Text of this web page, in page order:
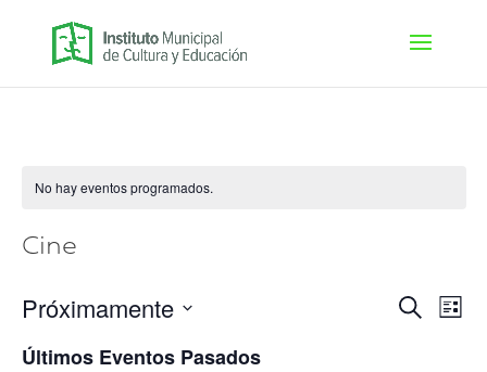
No hay eventos programados.
Cine
Buscar
de
Lista
Próximamente
fecha.
Últimos Eventos Pasados